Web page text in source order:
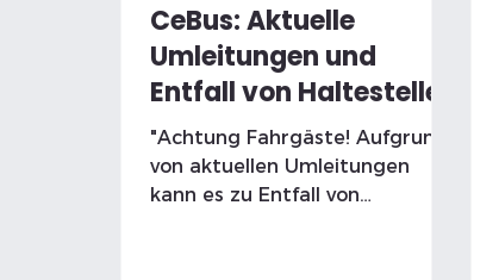
CeBus: Aktuelle
Umleitungen und
Entfall von Haltestellen
"Achtung Fahrgäste! Aufgrund
von aktuellen Umleitungen
kann es zu Entfall von